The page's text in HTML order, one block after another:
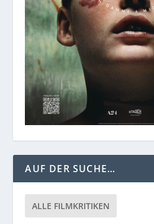
AUF DER SUCHE…
ALLE FILMKRITIKEN